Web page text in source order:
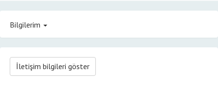
Bilgilerim
İletişim bilgileri göster